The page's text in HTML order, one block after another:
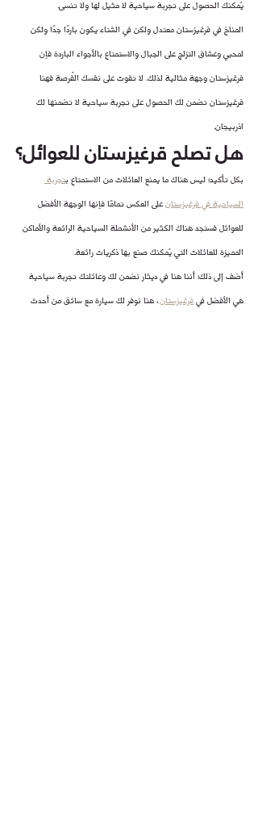
يُمكنك الحصول على تجربة سياحية لا مثيل لها ولا تنسى.
المناخ في قرغيزستان معتدل ولكن في الشتاء يكون باردًا جدًا ولكن
لمحبي وعشاق التزلج على الجبال والاستمتاع بالأجواء الباردة فإن
قرغيزستان وجهة مثالية لذلك. لا تفوت على نفسك الفُرصة فهنا
قرغيزستان تضمن لك الحصول على تجربة سياحية لا تضمنها لك
اذربيجان.
هل تصلح قرغيزستان للعوائل؟
بكل تأكيد؛ ليس هناك ما يمنع العائلات من الاستمتاع بتجربة
السياحية في قرغيزستان على العكس تمامًا فإنها الوجهة الأفضل
للعوائل فستجد هناك الكثير من الأنشطة السياحية الرائعة والأماكن
المميزة للعائلات التي يُمكنك صنع بها ذكريات رائعة.
أضف إلى ذلك؛ أننا هنا في ديثار نضمن لك وعائلتك تجربة سياحية
هي الأفضل في قرغيزستان، هنا نوفر لك سيارة مع سائق من أحدث